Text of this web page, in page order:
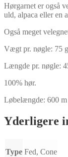
Hørgarnet er også
uld, alpaca eller en
Også meget
Vægt pr. nøgle: 75
Længde pr. nøgle:
100% hør.
Løbelængde: 600 m
Yderligere
Type Fed, Cone